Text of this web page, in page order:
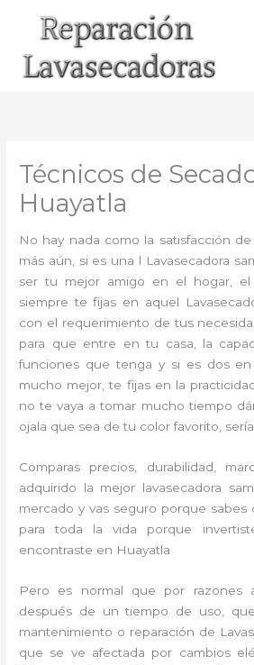
Técnicos de
Huayatla
No hay nada como la satisfacción
más aún, si es una l Lavasecadora
ser tu mejor amigo en el hogar,
siempre te fijas en aquel
con el requerimiento de tus
para que entre en tu casa, la
funciones que tenga y si es dos
mucho mejor, te fijas en la
no te vaya a tomar mucho tiempo
ojala que sea de tu color favorito,
Comparas precios, durabilidad,
adquirido la mejor lavasecadora
mercado y vas seguro porque sabes
para toda la vida porque
encontraste en Huayatla
Pero es normal que por razones
después de un tiempo de uso,
mantenimiento o reparación de
que se ve afectada por cambios